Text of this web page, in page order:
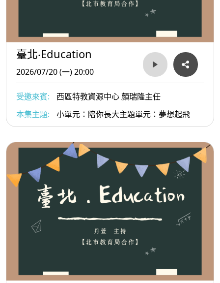
臺北‧Education
2026/07/20 (一) 20:00
受邀來賓:
西區特教資源中心 顏瑞隆主任
本集主題:
小單元：陪你長大主題單元：夢想起飛